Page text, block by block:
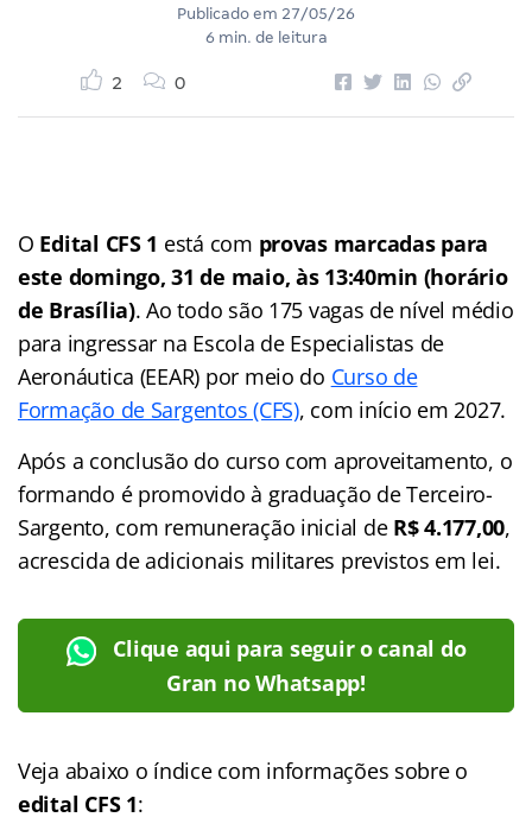
Publicado em 27/05/26
6 min. de leitura
2 0
O Edital CFS 1 está com provas marcadas para
este domingo, 31 de maio, às 13:40min (horário
de Brasília). Ao todo são 175 vagas de nível médio
para ingressar na Escola de Especialistas de
Aeronáutica (EEAR) por meio do Curso de
Formação de Sargentos (CFS), com início em 2027.
Após a conclusão do curso com aproveitamento, o
formando é promovido à graduação de Terceiro-
Sargento, com remuneração inicial de R$ 4.177,00,
acrescida de adicionais militares previstos em lei.
Clique aqui para seguir o canal do
Gran no Whatsapp!
Veja abaixo o índicecom informações sobre o
edital CFS 1: